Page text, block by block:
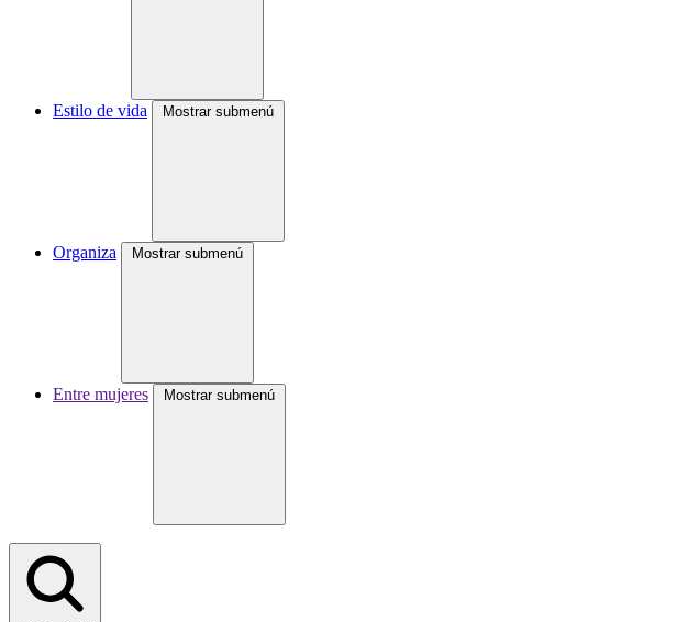
Estilo de vida Mostrar submenú
Organiza Mostrar submenú
Entre mujeres Mostrar submenú